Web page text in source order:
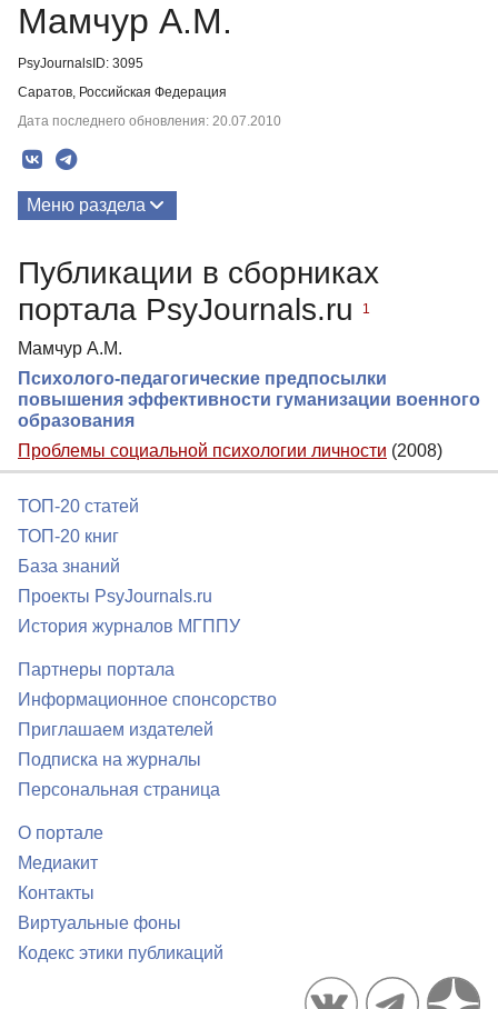
Мамчур А.М.
PsyJournalsID: 3095
Саратов, Российская Федерация
Дата последнего обновления: 20.07.2010
Меню раздела
Публикации в сборниках
портала PsyJournals.ru
1
Мамчур А.М.
Психолого-педагогические предпосылки
повышения эффективности гуманизации военного
образования
Проблемы cоциальной психологии личности (2008)
ТОП-20 статей
ТОП-20 книг
База знаний
Проекты PsyJournals.ru
История журналов МГППУ
Партнеры портала
Информационное спонсорство
Приглашаем издателей
Подписка на журналы
Персональная страница
О портале
Медиакит
Контакты
Виртуальные фоны
Кодекс этики публикаций